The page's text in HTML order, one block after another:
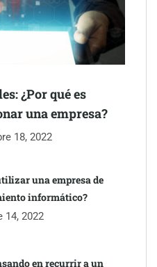
en el primer semestre de 2026
¿Por qué es
una empresa?
18, 2022
una empresa de
informático?
14, 2022
en recurrir a un